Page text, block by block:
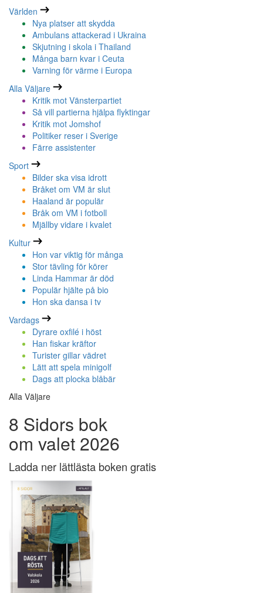
Världen
Nya platser att skydda
Ambulans attackerad i Ukraina
Skjutning i skola i Thailand
Många barn kvar i Ceuta
Varning för värme i Europa
Alla Väljare
Kritik mot Vänsterpartiet
Så vill partierna hjälpa flyktingar
Kritik mot Jomshof
Politiker reser i Sverige
Färre assistenter
Sport
Bilder ska visa idrott
Bråket om VM är slut
Haaland är populär
Bråk om VM i fotboll
Mjällby vidare i kvalet
Kultur
Hon var viktig för många
Stor tävling för körer
Linda Hammar är död
Populär hjälte på bio
Hon ska dansa i tv
Vardags
Dyrare oxfilé i höst
Han fiskar kräftor
Turister gillar vädret
Lätt att spela minigolf
Dags att plocka blåbär
Alla Väljare
8 Sidors bok
om valet 2026
Ladda ner lättlästa boken gratis